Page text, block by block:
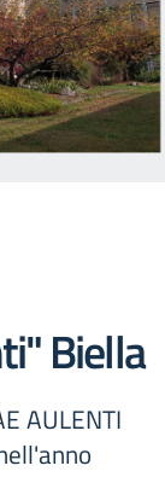
Biella
AULENTI